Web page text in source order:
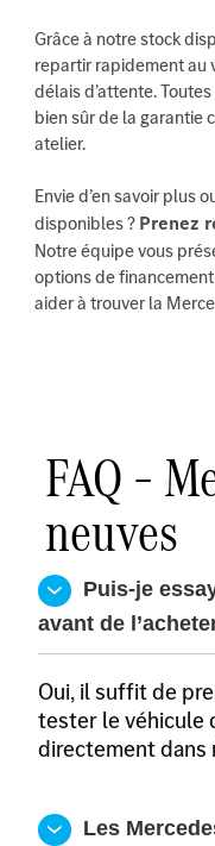
Grâce à notre stock
repartir rapidement au
délais d’attente.
bien sûr de la garantie
atelier.
Envie d’en savoir plus
disponibles ?Prenez
Notre équipe vous
options de
aider à trouver la
FAQ –
neuves
Puis-je
avant de
Oui, il suffit de
tester le véhicule
directement dans
Les